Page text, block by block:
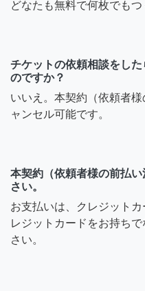
どなたも無料で何枚でもつ
チケットの依頼相談をし
のですか？
いいえ。本契約（依頼者
ャンセル可能です。
本契約（依頼者様の前払
さい。
お支払いは、クレジット
レジットカードをお持ち
さい。